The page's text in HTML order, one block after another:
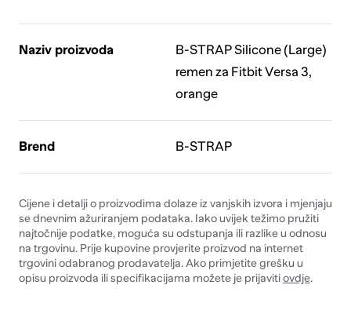
Naziv proizvoda
B-STRAP Silicone (Large)
remen za Fitbit Versa 3,
orange
Brend B-STRAP
Cijene i detalji o proizvodima dolaze iz vanjskih izvora i mjenjaju
se dnevnim ažuriranjem podataka. Iako uvijek težimo pružiti
najtočnije podatke, moguća su odstupanja ili razlike u odnosu
na trgovinu. Prije kupovine provjerite proizvod na internet
trgovini odabranog prodavatelja. Ako primjetite grešku u
opisu proizvoda ili specifikacijama možete je prijavitiovdje.